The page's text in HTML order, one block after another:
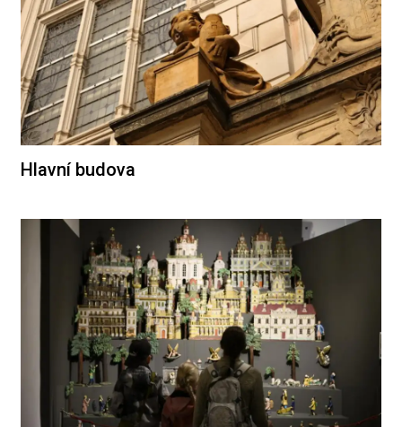
Hlavní budova